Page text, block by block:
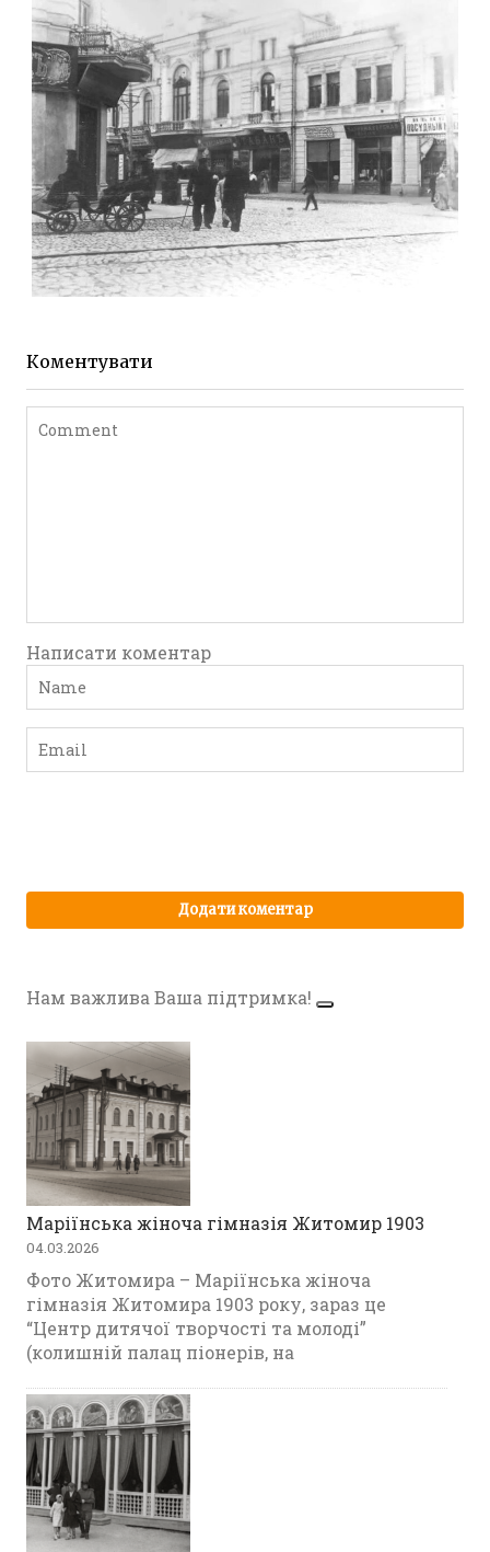
Фото Житомира період
до 1917 року
Leave a comment
ЖИТОМИР МИХАЙЛІВСЬКА 1903 РОКУ
Коментувати
Написати коментар
Нам важлива Ваша підтримка!
Маріїнська жіноча гімназія Житомир 1903
04.03.2026
Фото Житомира – Маріїнська жіноча
гімназія Житомира 1903 року, зараз це
“Центр дитячої творчості та молоді”
(колишній палац піонерів, на